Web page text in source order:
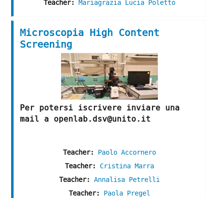
Teacher: Mariagrazia Lucia Poletto
Microscopia High Content
Screening
Per potersi iscrivere inviare una
mail a openlab.dsv@unito.it
Teacher: Paolo Accornero
Teacher: Cristina Marra
Teacher: Annalisa Petrelli
Teacher: Paola Pregel